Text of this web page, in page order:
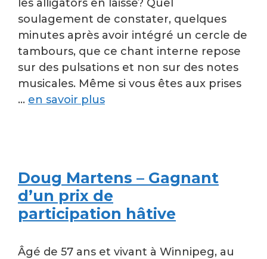
les alligators en laisse? Quel
soulagement de constater, quelques
minutes après avoir intégré un cercle de
tambours, que ce chant interne repose
sur des pulsations et non sur des notes
musicales. Même si vous êtes aux prises
… en savoir plus
Doug Martens – Gagnant
d’un prix de
participation hâtive
Âgé de 57 ans et vivant à Winnipeg, au